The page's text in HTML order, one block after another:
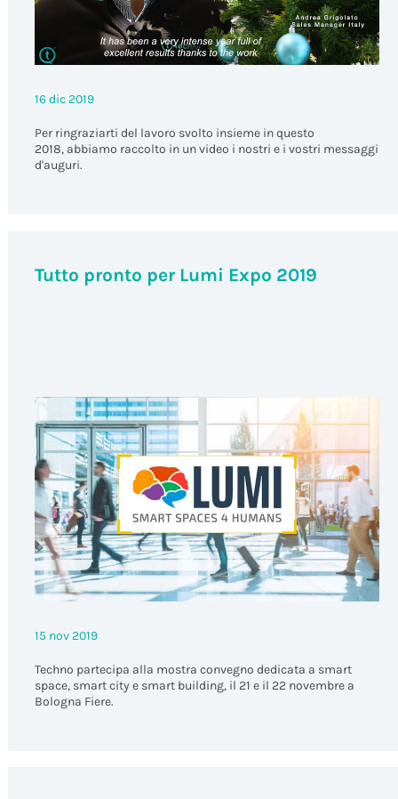
16 dic 2019
Per ringraziarti del lavoro svolto insieme in questo
2018, abbiamo raccolto in un video i nostri e i vostri messaggi
d'auguri.
Tutto pronto per Lumi Expo 2019
15 nov 2019
Techno partecipa alla mostra convegno dedicata a smart
space, smart city e smart building, il 21 e il 22 novembre a
Bologna Fiere.